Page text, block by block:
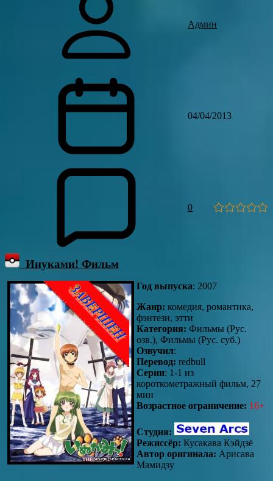
Админ
04/04/2013
0
Инуками! Фильм
Год выпуска: 2007
Жанр: комедия, романтика,
фэнтези, этти
Категория: Фильмы (Рус.
озв.), Фильмы (Рус. суб.)
Озвучил:
Перевод: redbull
Серии: 1-1 из
короткометражный фильм, 27
мин
Возрастное ограничение: 16+
Студия:
Режиссёр: Кусакава Кэйдзё
Автор оригинала: Арисава
Мамидзу